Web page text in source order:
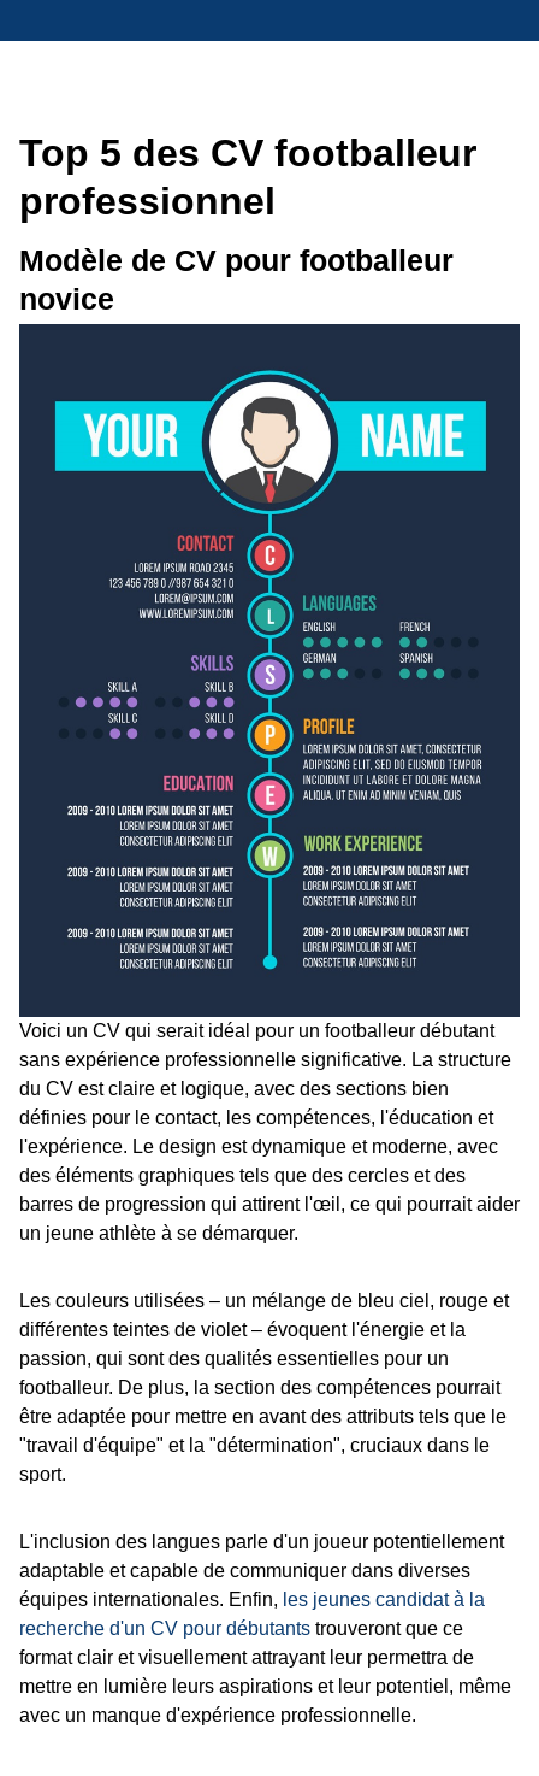
Top 5 des CV footballeur
professionnel
Modèle de CV pour footballeur
novice
Voici un CV qui serait idéal pour un footballeur débutant
sans expérience professionnelle significative. La structure
du CV est claire et logique, avec des sections bien
définies pour le contact, les compétences, l'éducation et
l'expérience. Le design est dynamique et moderne, avec
des éléments graphiques tels que des cercles et des
barres de progression qui attirent l'œil, ce qui pourrait aider
un jeune athlète à se démarquer.
Les couleurs utilisées – un mélange de bleu ciel, rouge et
différentes teintes de violet – évoquent l'énergie et la
passion, qui sont des qualités essentielles pour un
footballeur. De plus, la section des compétences pourrait
être adaptée pour mettre en avant des attributs tels que le
"travail d'équipe" et la "détermination", cruciaux dans le
sport.
L'inclusion des langues parle d'un joueur potentiellement
adaptable et capable de communiquer dans diverses
équipes internationales. Enfin, les jeunes candidat à la
recherche d'un CV pour débutants trouveront que ce
format clair et visuellement attrayant leur permettra de
mettre en lumière leurs aspirations et leur potentiel, même
avec un manque d'expérience professionnelle.